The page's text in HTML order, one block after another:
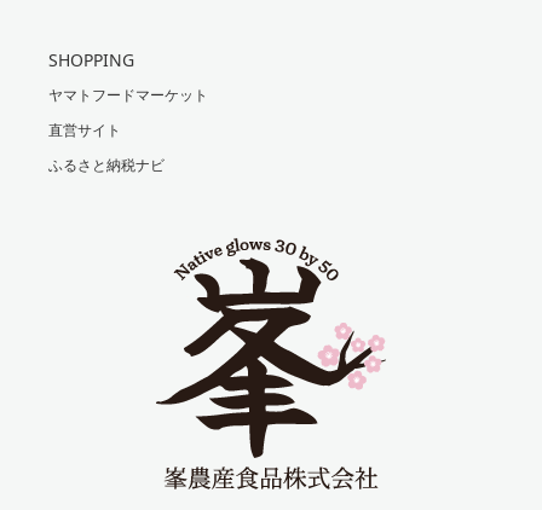
SHOPPING
ヤマトフードマーケット
直営サイト
ふるさと納税ナビ